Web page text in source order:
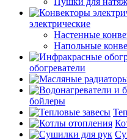
электрические
Настенные
Напольные
обогреватели
бойлеры